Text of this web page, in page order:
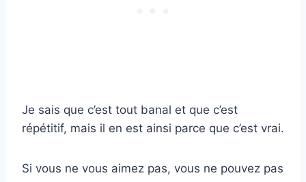
Je sais que c’est tout banal et que c’est
répétitif, mais il en est ainsi parce que c’est vrai.
Si vous ne vous aimez pas, vous ne pouvez pas